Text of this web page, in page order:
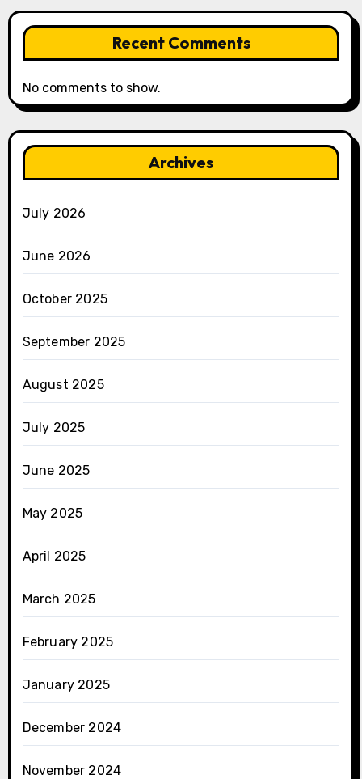
Recent Comments
No comments to show.
Archives
July 2026
June 2026
October 2025
September 2025
August 2025
July 2025
June 2025
May 2025
April 2025
March 2025
February 2025
January 2025
December 2024
November 2024